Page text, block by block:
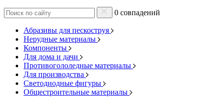
0 совпадений
Абразивы для пескоструя
Нерудные материалы
Компоненты
Для дома и дачи
Противогололедные материалы
Для производства
Светодиодные фигуры
Общестроительные материалы